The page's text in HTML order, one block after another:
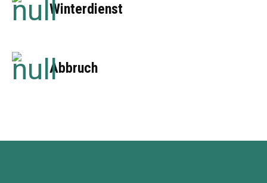
Winterdienst
Abbruch